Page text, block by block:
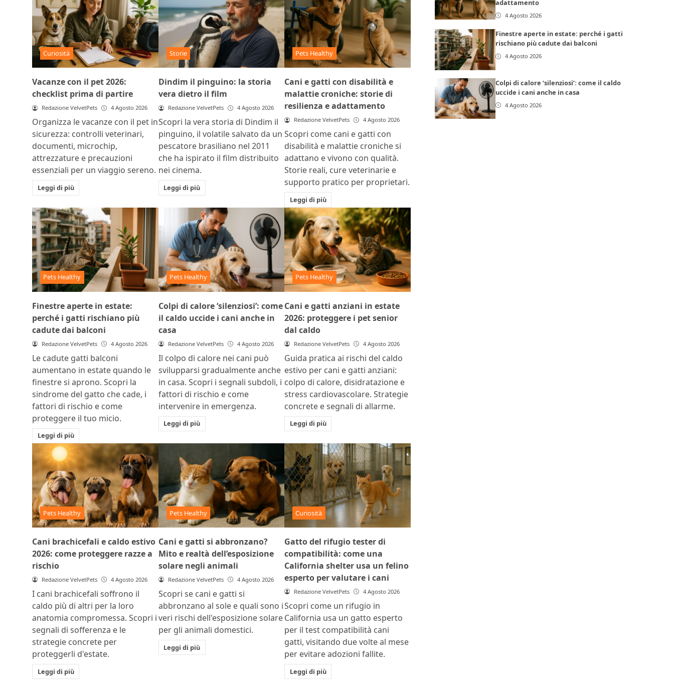
Curiosità
Vacanze con il pet 2026:
checklist prima di partire
Redazione VelvetPets 4 Agosto 2026
Organizza le vacanze con il pet in
sicurezza: controlli veterinari,
documenti, microchip,
attrezzature e precauzioni
essenziali per un viaggio sereno.
Leggi di più
Storie
Dindim il pinguino: la storia
vera dietro il film
Redazione VelvetPets 4 Agosto 2026
Scopri la vera storia di Dindim il
pinguino, il volatile salvato da un
pescatore brasiliano nel 2011
che ha ispirato il film distribuito
nei cinema.
Leggi di più
Pets Healthy
Cani e gatti con disabilità e
malattie croniche: storie di
resilienza e adattamento
Redazione VelvetPets 4 Agosto 2026
Scopri come cani e gatti con
disabilità e malattie croniche si
adattano e vivono con qualità.
Storie reali, cure veterinarie e
supporto pratico per proprietari.
Leggi di più
Pets Healthy
Finestre aperte in estate:
perché i gatti rischiano più
cadute dai balconi
Redazione VelvetPets 4 Agosto 2026
Le cadute gatti balconi
aumentano in estate quando le
finestre si aprono. Scopri la
sindrome del gatto che cade, i
fattori di rischio e come
proteggere il tuo micio.
Leggi di più
Pets Healthy
Colpi di calore ‘silenziosi’: come
il caldo uccide i cani anche in
casa
Redazione VelvetPets 4 Agosto 2026
Il colpo di calore nei cani può
svilupparsi gradualmente anche
in casa. Scopri i segnali subdoli, i
fattori di rischio e come
intervenire in emergenza.
Leggi di più
Pets Healthy
Cani e gatti anziani in estate
2026: proteggere i pet senior
dal caldo
Redazione VelvetPets 4 Agosto 2026
Guida pratica ai rischi del caldo
estivo per cani e gatti anziani:
colpo di calore, disidratazione e
stress cardiovascolare. Strategie
concrete e segnali di allarme.
Leggi di più
Pets Healthy
Cani brachicefali e caldo estivo
2026: come proteggere razze a
rischio
Redazione VelvetPets 4 Agosto 2026
I cani brachicefali soffrono il
caldo più di altri per la loro
anatomia compromessa. Scopri i
segnali di sofferenza e le
strategie concrete per
proteggerli d'estate.
Leggi di più
Pets Healthy
Cani e gatti si abbronzano?
Mito e realtà dell’esposizione
solare negli animali
Redazione VelvetPets 4 Agosto 2026
Scopri se cani e gatti si
abbronzano al sole e quali sono i
veri rischi dell'esposizione solare
per gli animali domestici.
Leggi di più
Curiosità
Gatto del rifugio tester di
compatibilità: come una
California shelter usa un felino
esperto per valutare i cani
Redazione VelvetPets 4 Agosto 2026
Scopri come un rifugio in
California usa un gatto esperto
per il test compatibilità cani
gatti, visitando due volte al mese
per evitare adozioni fallite.
Leggi di più
adattamento
4 Agosto 2026
Finestre aperte in estate: perché i gatti
rischiano più cadute dai balconi
4 Agosto 2026
Colpi di calore ‘silenziosi’: come il caldo
uccide i cani anche in casa
4 Agosto 2026